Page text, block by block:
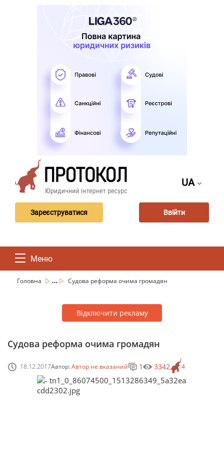
UA
Зареєструватися Ввійти
Меню
Головна ... Судова реформа очима громадян
Відключити рекламу
Судова реформа очима громадян
18.12.2017Автор:Автор не вказаний 4
1 3342